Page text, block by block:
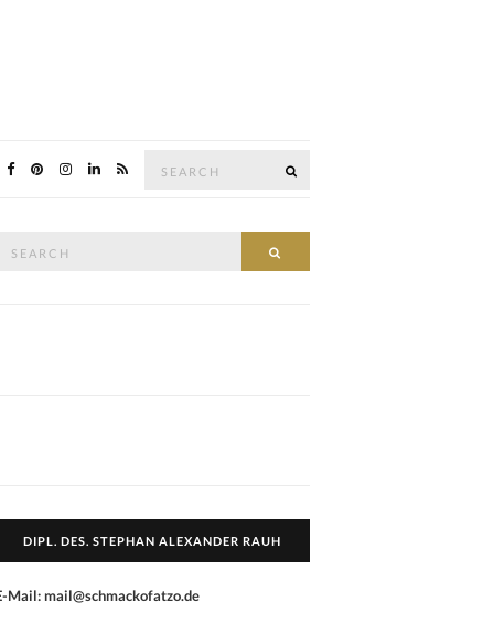
DIPL. DES. STEPHAN ALEXANDER RAUH
Mail: mail@schmackofatzo.de